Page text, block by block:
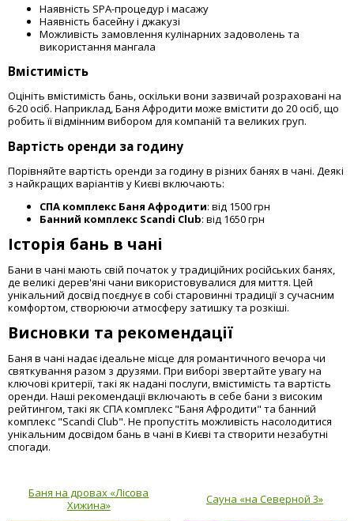
Наявність SPA-процедур і масажу
Наявність басейну і джакузі
Можливість замовлення кулінарних задоволень та
використання мангала
Вмістимість
Оцініть вмістимість бань, оскільки вони зазвичай розраховані на
6-20 осіб. Наприклад, Баня Афродити може вмістити до 20 осіб, що
робить її відмінним вибором для компаній та великих груп.
Вартість оренди за годину
Порівняйте вартість оренди за годину в різних банях в чані. Деякі
з найкращих варіантів у Києві включають:
СПА комплекс Баня Афродити: від 1500 грн
Банний комплекс Scandi Club: від 1650 грн
Історія бань в чані
Бани в чані мають свій початок у традиційних російських банях,
де великі дерев'яні чани використовувалися для миття. Цей
унікальний досвід поєднує в собі старовинні традиції з сучасним
комфортом, створюючи атмосферу затишку та розкіші.
Висновки та рекомендації
Баня в чані надає ідеальне місце для романтичного вечора чи
святкування разом з друзями. При виборі звертайте увагу на
ключові критерії, такі як надані послуги, вмістимість та вартість
оренди. Наші рекомендації включають в себе бани з високим
рейтингом, такі як СПА комплекс "Баня Афродити" та банний
комплекс "Scandi Club". Не пропустіть можливість насолодитися
унікальним досвідом бань в чані в Києві та створити незабутні
спогади.
Баня на дровах «Лісова
Хижина»
Сауна «на Северной 3»